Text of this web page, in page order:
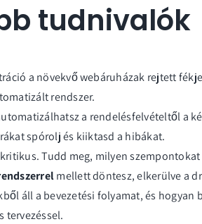
tudnivalók
a növekvő webáruházak rejtett
rendszer.
a rendelésfelvételtől a
spórolj és kiiktasd a hibákat.
Tudd meg, milyen
mellett döntesz, elkerülve a
áll a bevezetési folyamat, és hogyan
tervezéssel.